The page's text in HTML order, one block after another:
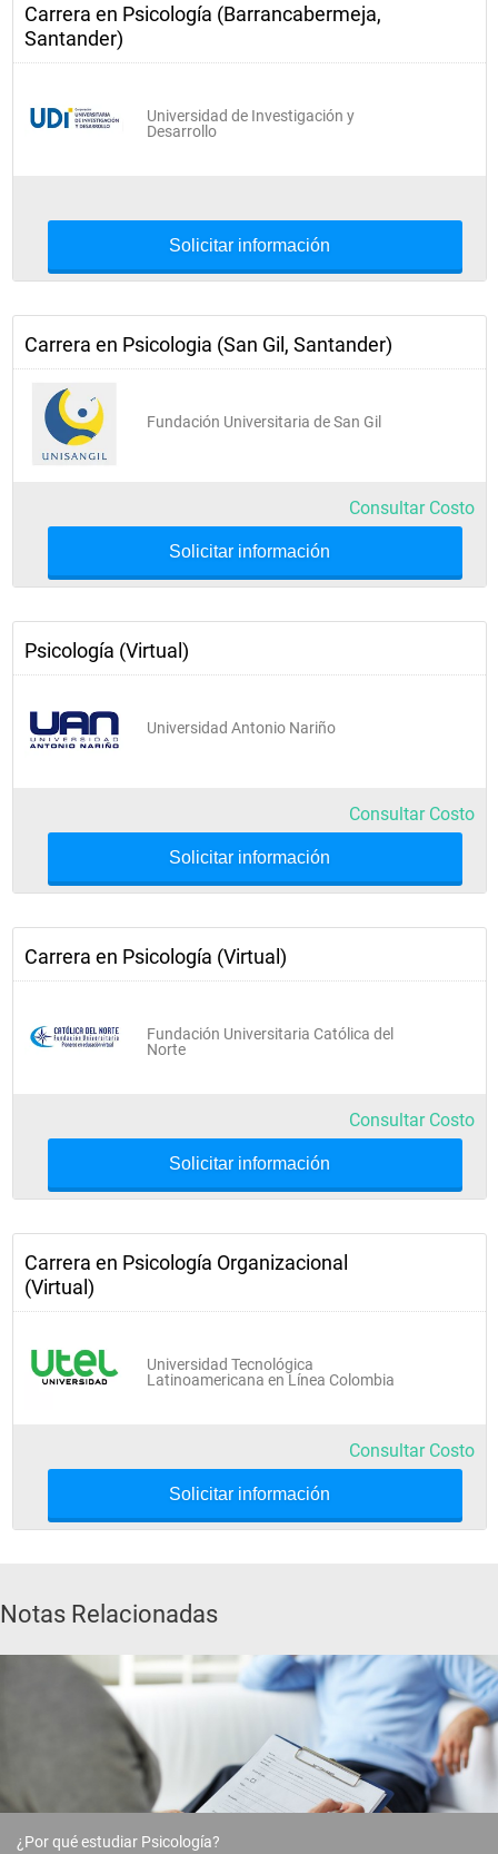
Carrera en Psicología (Barrancabermeja,
Santander)
Universidad de Investigación y
Desarrollo
Solicitar información
Carrera en Psicologia (San Gil, Santander)
Fundación Universitaria de San Gil
Consultar Costo
Solicitar información
Psicología (Virtual)
Universidad Antonio Nariño
Consultar Costo
Solicitar información
Carrera en Psicología (Virtual)
Fundación Universitaria Católica del
Norte
Consultar Costo
Solicitar información
Carrera en Psicología Organizacional
(Virtual)
Universidad Tecnológica
Latinoamericana en Línea Colombia
Consultar Costo
Solicitar información
Notas Relacionadas
¿Por qué estudiar Psicología?